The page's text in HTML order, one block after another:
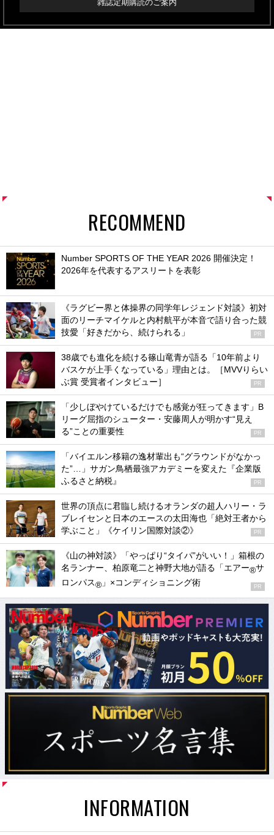
雑誌定期購読のご案内
RECOMMEND
Number SPORTS OF THE YEAR 2026 開催決定！
2026年を代表するアスリートを表彰
《ラグビー界と体操界の同学年レジェンド対談》初対
面のリーチマイケルと内村航平が本音で語り合った競
技愛「好きだから、続けられる」
PR
38歳でも進化を続ける篠山竜青が語る「10年前より
バスケが上手くなっている」理由とは。［MVVりらい
ぶ賞 受賞者インタビュー］
PR
「少しぼやけているだけでも感覚が狂ってきます」B
リーグ屈指のシューター・安藤周人が明かす“見え
る”ことの重要性
PR
「バイエルン移籍の逸材輩出も“グラウンドがなかっ
た”…」サガン鳥栖最強アカデミーを変えた『企業版
ふるさと納税』
PR
世界の頂点に君臨し続けるオランダの超人ハリー・ラ
ブレイセンと日本のエースの太田海也「絶対王者から
学ぶこと」《ケイリン国際対談②》
PR
《山の神対談》「やっぱり“タイパ”がいい！」箱根の
名ランナー、柏原竜二と神野大地が語る「エアー®サ
ロンパス® 」×コンディショニング術 PR
INFORMATION